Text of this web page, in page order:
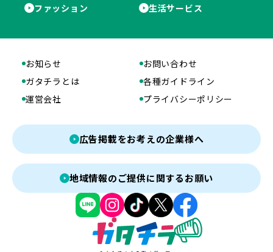
ファッション
生活サービス
お知らせ
お問い合わせ
ガタチラとは
各種ガイドライン
運営会社
プライバシーポリシー
広告掲載をお考えの企業様へ
地域情報のご提供に関するお願い